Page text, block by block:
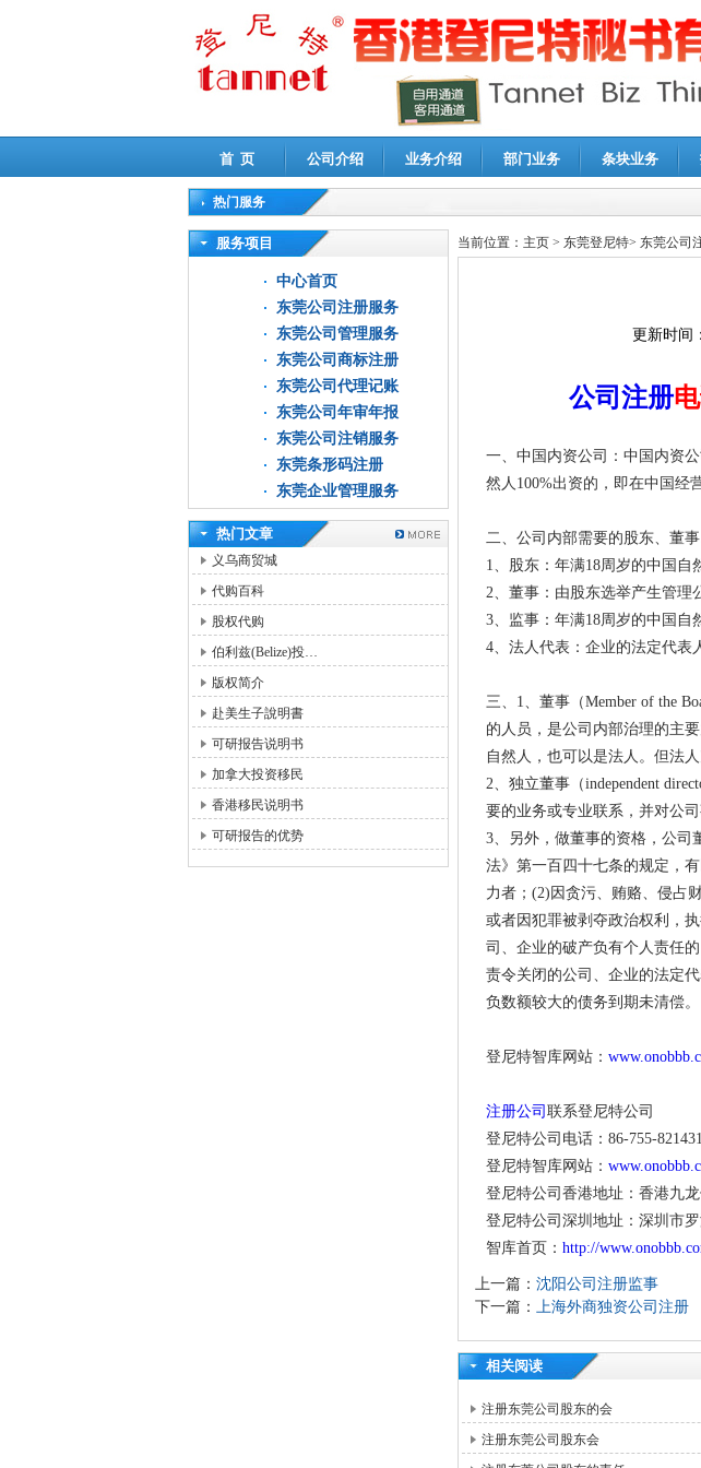
首 页 公司介绍 业务介绍 部门业务 条块业务
热门服务
高新技术企业认定审计|企业所得税汇算清缴申报鉴证
服务项目
中心首页
东莞公司注册服务
东莞公司管理服务
东莞公司商标注册
东莞公司代理记账
东莞公司年审年报
东莞公司注销服务
东莞条形码注册
东莞企业管理服务
热门文章
义乌商贸城
代购百科
股权代购
伯利兹(Belize)投…
版权简介
赴美生子說明書
可研报告说明书
加拿大投资移民
香港移民说明书
可研报告的优势
当前位置： 主页 > 东莞登尼特> 东莞公司
更新时间：
公司注册
一、中国内资公司：中国内资
然人100%出资的，即在中国经
二、公司内部需要的股东、董
1、股东：年满18周岁的中国自
2、董事：由股东选举产生管理
3、监事：年满18周岁的中国自
4、法人代表：企业的法定代表
三、1、董事（Member of the
的人员，是公司内部治理的主
自然人，也可以是法人。但法
2、独立董事（independent
要的业务或专业联系，并对公
3、另外，做董事的资格，公司
法》第一百四十七条的规定，
力者；(2)因贪污、贿赂、侵占
或者因犯罪被剥夺政治权利，
司、企业的破产负有个人责任
责令关闭的公司、企业的法定
负数额较大的债务到期未清偿。
登尼特智库网站：
注册公司 联系登尼特公司
登尼特公司电话：86-755-
登尼特智库网站：
登尼特公司香港地址：香港九
登尼特公司深圳地址：深圳市
智库首页： http://
上一篇： 沈阳公司注册监事
下一篇： 上海外商独资公司注册
相关阅读
注册东莞公司股东的会
注册东莞公司股东会